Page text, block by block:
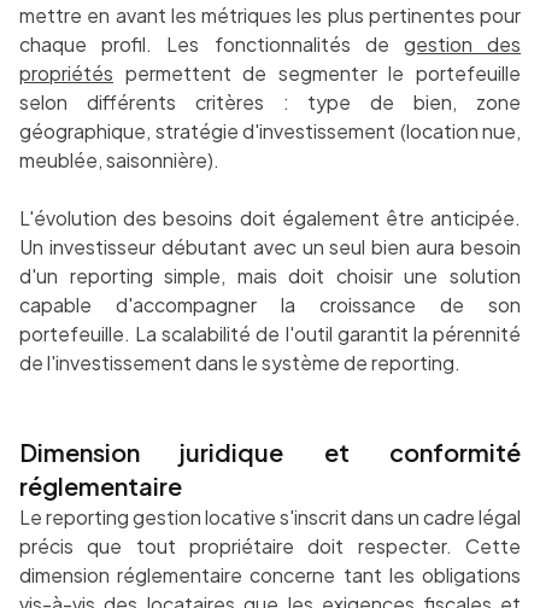
mettre en avant les métriques les plus pertinentes pour
chaque profil. Les fonctionnalités de gestion des
propriétés permettent de segmenter le portefeuille
selon différents critères : type de bien, zone
géographique, stratégie d'investissement (location nue,
meublée, saisonnière).
L'évolution des besoins doit également être anticipée.
Un investisseur débutant avec un seul bien aura besoin
d'un reporting simple, mais doit choisir une solution
capable d'accompagner la croissance de son
portefeuille. La scalabilité de l'outil garantit la pérennité
de l'investissement dans le système de reporting.
Dimension juridique et conformité
réglementaire
Le reporting gestion locative s'inscrit dans un cadre légal
précis que tout propriétaire doit respecter. Cette
dimension réglementaire concerne tant les obligations